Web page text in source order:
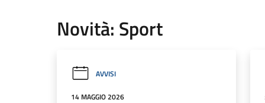
Novità: Sport
AVVISI
14 MAGGIO 2026